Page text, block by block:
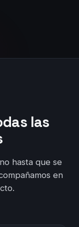
las
hasta que se
en